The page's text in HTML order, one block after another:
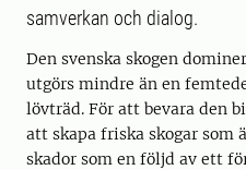
samverkan och dialog.
Den svenska skogen
utgörs mindre än en
lövträd. För att bevara den
att skapa friska skogar som
skador som en följd av ett